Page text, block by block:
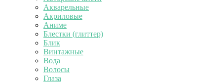
Акварельные
Акриловые
Аниме
Блестки (глиттер)
Блик
Винтажные
Вода
Волосы
Глаза